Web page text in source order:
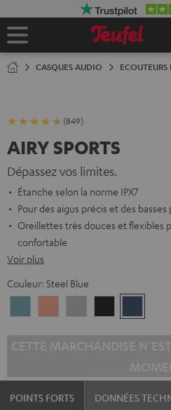
Page
CASQUES AUDIO
(849)
AIRY SPORTS
Dépassez vos limites.
Étanche selon la norme IPX7
Pour des aigus précis et des basses
Oreillettes très douces et flexibles
confortable
Voir plus
Couleur: Steel Blue
Blue
Pink
Gray
Black Blue
POINTS FORTS DONNÉES